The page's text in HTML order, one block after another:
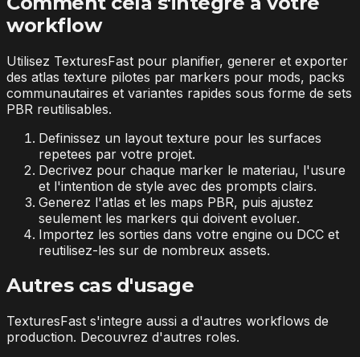
workflow
Utilisez TexturesFast pour planifier, generer et exporter
des atlas texture pilotes par markers pour mods, packs
communautaires et variantes rapides sous forme de sets
PBR reutilisables.
Definissez un layout texture pour les surfaces
repetees par votre projet.
Decrivez pour chaque marker le materiau, l'usure
et l'intention de style avec des prompts clairs.
Generez l'atlas et les maps PBR, puis ajustez
seulement les markers qui doivent evoluer.
Importez les sorties dans votre engine ou DCC et
reutilisez-les sur de nombreux assets.
Autres cas d'usage
TexturesFast s'integre aussi a d'autres workflows de
production. Decouvrez d'autres roles.